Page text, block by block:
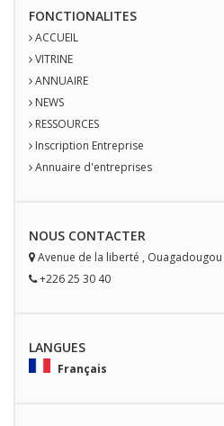
FONCTIONALITES
ACCUEIL
VITRINE
ANNUAIRE
NEWS
RESSOURCES
Inscription Entreprise
Annuaire d'entreprises
NOUS CONTACTER
Avenue de la liberté , Ouagadougou
+226 25 30 40
LANGUES
Français